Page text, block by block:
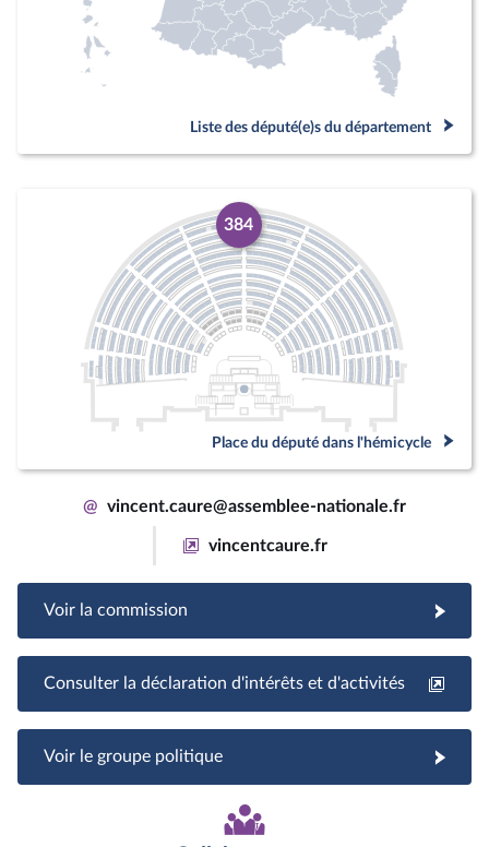
Liste des député(e)s du département
384
Place du député dans l'hémicycle
@ vincent.caure@assemblee-nationale.fr
vincentcaure.fr
Voir la commission
Consulter la déclaration d'intérêts et d'activités
Voir le groupe politique